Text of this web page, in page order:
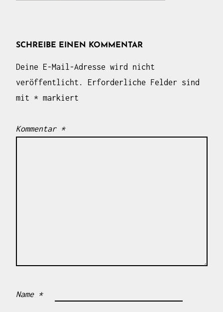
SCHREIBE EINEN KOMMENTAR
Deine E-Mail-Adresse wird nicht
veröffentlicht.
Erforderliche Felder sind
mit * markiert
Kommentar *
Name *